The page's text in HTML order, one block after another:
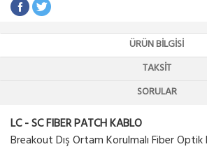
ÜRÜN BILGISI
TAKSIT
SORULAR
LC - SC FIBER PATCH KABLO
Breakout Dış Ortam Korulmalı Fiber